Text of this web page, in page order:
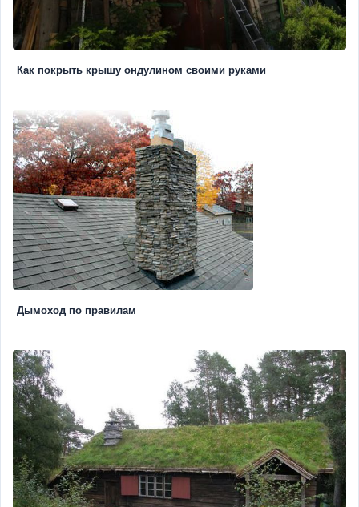
Как покрыть крышу ондулином своими руками
Дымоход по правилам